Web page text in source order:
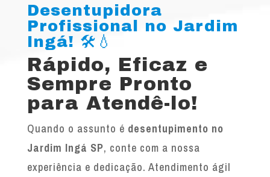
Desentupidora
Profissional no Jardim
Ingá! 🛠️💧
Rápido, Eficaz e
Sempre Pronto
para Atendê-lo!
Quando o assunto é desentupimento no
Jardim Ingá SP, conte com a nossa
experiência e dedicação. Atendimento ágil